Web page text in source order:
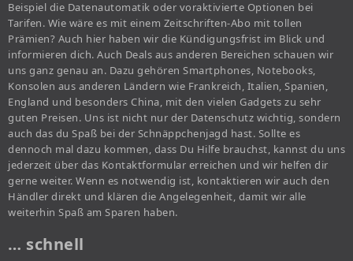
Beispiel die Datenautomatik oder voraktivierte Optionen bei
Tarifen. Wie wäre es mit einem Zeitschriften-Abo mit tollen
Prämien? Auch hier haben wir die Kündigungsfrist im Blick und
informieren dich. Auch Deals aus anderen Bereichen schauen wir
uns ganz genau an. Dazu gehören Smartphones, Notebooks,
Konsolen aus anderen Ländern wie Frankreich, Italien, Spanien,
England und besonders China, mit den vielen Gadgets zu sehr
guten Preisen. Uns ist nicht nur der Datenschutz wichtig, sondern
auch das du Spaß bei der Schnäppchenjagd hast. Sollte es
dennoch mal dazu kommen, dass Du Hilfe brauchst, kannst du uns
jederzeit über das Kontaktformular erreichen und wir helfen dir
gerne weiter. Wenn es notwendig ist, kontaktieren wir auch den
Händler direkt und klären die Angelegenheit, damit wir alle
weiterhin Spaß am Sparen haben.
… schnell